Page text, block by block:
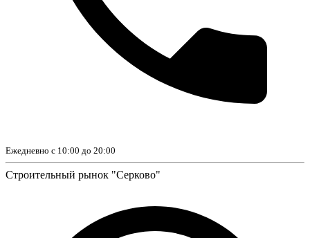
Ежедневно с 10:00 до 20:00
Строительный рынок "Серково"